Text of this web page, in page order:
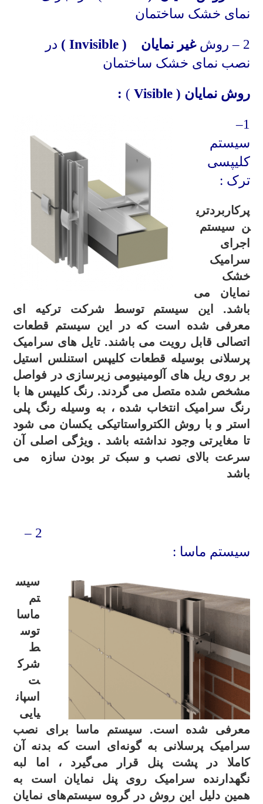
نمای خشک ساختمان
2 – روش غیر نمایان (Invisible
) در
نصب نمای خشک ساختمان
روش نمایان (Visible
)
:
1
–
سیستم
کلیپسی
ترک :
پرکاربردتری
ن سیستم
اجرای
سرامیک
خشک
نمایان می
باشد. این سیستم توسط شرکت ترکیه ای
معرفی شده است که در این سیستم قطعات
اتصالی قابل رویت می باشند. تایل های سرامیک
پرسلانی بوسیله قطعات کلیپس استنلس استیل
بر روی ریل های آلومینیومی زیرسازی در فواصل
مشخص شده متصل می گردند. رنگ کلیپس ها با
رنگ سرامیک انتخاب شده ، به وسیله رنگ پلی
استر و با روش الکترواستاتیکی یکسان می شود
تا مغایرتی وجود نداشته باشد . ویژگی اصلی آن
سرعت بالای نصب و سبک تر بودن سازه می
باشد
2 –
سیستم ماسا :
سیس
تم
ماسا
توس
ط
شرک
ت
اسپان
یایی
معرفی شده است. سیستم ماسا برای نصب
سرامیک پرسلانی به گونه‌ای است که بدنه آن
کاملا در پشت پنل قرار می‌گیرد ، اما لبه
نگهدارنده سرامیک روی پنل نمایان است به
همین دلیل این روش در گروه سیستم‌های نمایان